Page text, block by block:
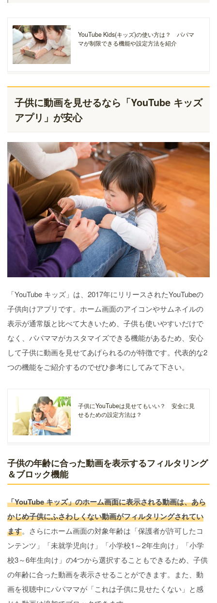
YouTube Kids(キッズ)の使い方は？ パパマ
マが制限できる機能や設定方法を紹介
子供に動画を見せるなら「YouTube キッズ
アプリ」が安心
「YouTube キッズ」は、2017年にリリースされたYouTubeの
子供向けアプリです。ホーム画面のアイコンやサムネイルの
表示が通常版と比べて大きいため、子供も使いやすいだけで
なく、パパママがカスタマイズできる機能があるため、安心
して子供に動画を見せてあげられるのが特徴です。代表的な2
つの機能をご紹介するのでぜひ参考にしてみて下さい。
子供にYouTubeは見せてもいい？ 安全に見
せるための設定方法は？
子供の年齢に合った動画を表示するフィルタリング
＆ブロック機能
「YouTube キッズ」のホーム画面に表示される動画は、あら
かじめ子供にふさわしくない動画がフィルタリングされてい
ます。さらにホーム画面の対象年齢は「保護者が許可したコ
ンテンツ」「未就学児向け」「小学校1～2年生向け」「小学
校3～6年生向け」の4つから選択することもできるため、子供
の年齢に合った動画を表示させることができます。また、動
画を視聴中にパパママが「これは子供に見せたくない」と感